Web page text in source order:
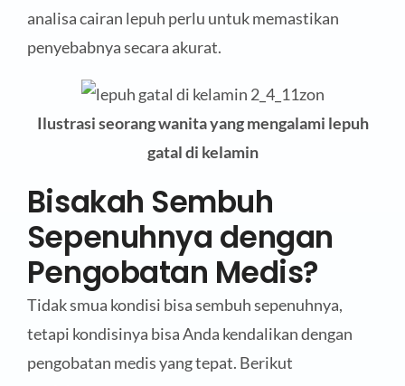
analisa cairan lepuh perlu untuk memastikan
penyebabnya secara akurat.
Ilustrasi seorang wanita yang mengalami lepuh
gatal di kelamin
Bisakah Sembuh
Sepenuhnya dengan
Pengobatan Medis?
Tidak smua kondisi bisa sembuh sepenuhnya,
tetapi kondisinya bisa Anda kendalikan dengan
pengobatan medis yang tepat. Berikut